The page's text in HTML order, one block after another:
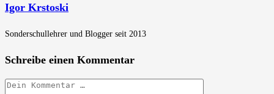
Igor Krstoski
Sonderschullehrer und Blogger seit 2013
Schreibe einen Kommentar
Kommentar